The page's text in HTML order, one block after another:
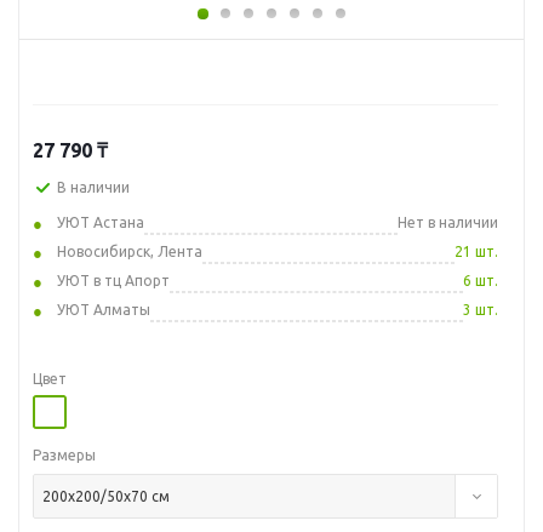
27 790 ₸
В наличии
УЮТ Астана
Нет в наличии
Новосибирск, Лента
21 шт.
УЮТ в тц Апорт
6 шт.
УЮТ Алматы
3 шт.
Цвет
Размеры
200x200/50x70 см